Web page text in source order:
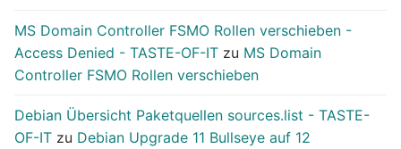
MS Domain Controller FSMO Rollen verschieben -
Access Denied - TASTE-OF-IT zu MS Domain
Controller FSMO Rollen verschieben
Debian Übersicht Paketquellen sources.list - TASTE-
OF-IT zu Debian Upgrade 11 Bullseye auf 12